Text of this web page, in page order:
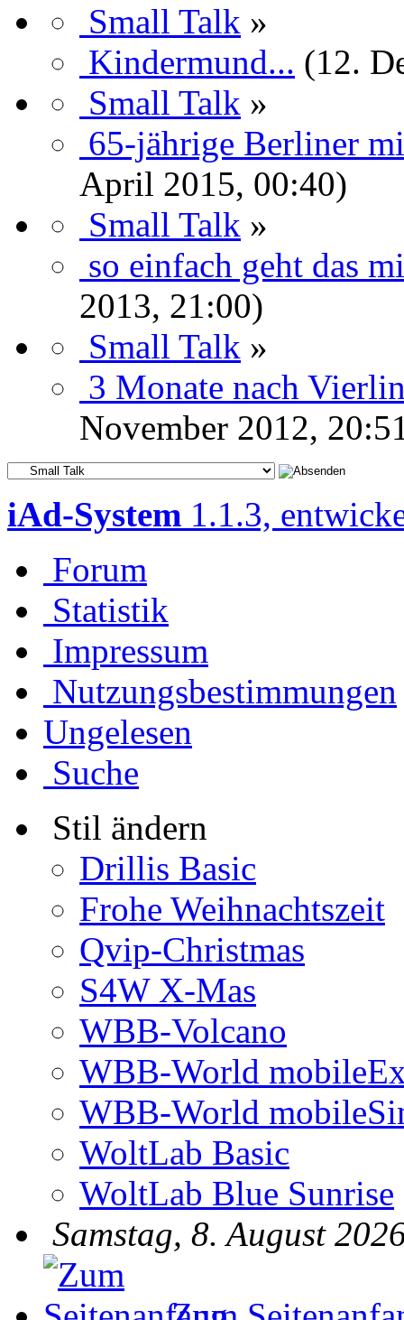
Small Talk »
Kindermund... (12.
Small Talk »
65-jährige Berliner
April 2015, 00:40)
Small Talk »
so einfach geht das
2013, 21:00)
Small Talk »
3 Monate nach
November 2012,
iAd-System 1.1.3,
Forum
Statistik
Impressum
Nutzungsbestimmungen
Ungelesen
Suche
Stil ändern
Drillis Basic
Frohe Weihnachtszeit
Qvip-Christmas
S4W X-Mas
WBB-Volcano
WBB-World
WBB-World
WoltLab Basic
WoltLab Blue Sunrise
Samstag, 8. August